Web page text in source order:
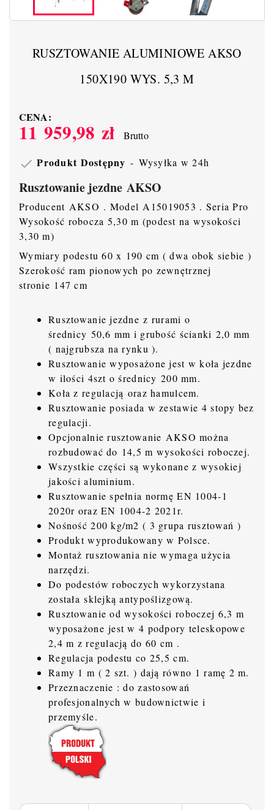
RUSZTOWANIE ALUMINIOWE AKSO
150X190 WYS. 5,3 M
CENA:
11 959,98 zł Brutto
 Produkt Dostępny Wysyłka w 24h
Rusztowanie jezdne AKSO
Producent AKSO . Model A15019053 . Seria Pro
Wysokość robocza 5,30 m (podest na wysokości
3,30 m)
Wymiary podestu 60 x 190 cm ( dwa obok siebie )
Szerokość ram pionowych po zewnętrznej
stronie 147 cm
Rusztowanie jezdne z rurami o
średnicy 50,6 mm i grubość ścianki 2,0 mm
( najgrubsza na rynku ).
Rusztowanie wyposażone jest w koła jezdne
w ilości 4szt o średnicy 200 mm.
Koła z regulacją oraz hamulcem.
Rusztowanie posiada w zestawie 4 stopy bez
regulacji.
Opcjonalnie rusztowanie AKSO można
rozbudować do 14,5 m wysokości roboczej.
Wszystkie części są wykonane z wysokiej
jakości aluminium.
Rusztowanie spełnia normę EN 1004-1
2020r oraz EN 1004-2 2021r.
Nośność 200 kg/m2 ( 3 grupa rusztowań )
Produkt wyprodukowany w Polsce.
Montaż rusztowania nie wymaga użycia
narzędzi.
Do podestów roboczych wykorzystana
została sklejką antypoślizgową.
Rusztowanie od wysokości roboczej 6,3 m
wyposażone jest w 4 podpory teleskopowe
2,4 m z regulacją do 60 cm .
Regulacja podestu co 25,5 cm.
Ramy 1 m ( 2 szt. ) dają równo 1 ramę 2 m.
Przeznaczenie : do zastosowań
profesjonalnych w budownictwie i
przemyśle.